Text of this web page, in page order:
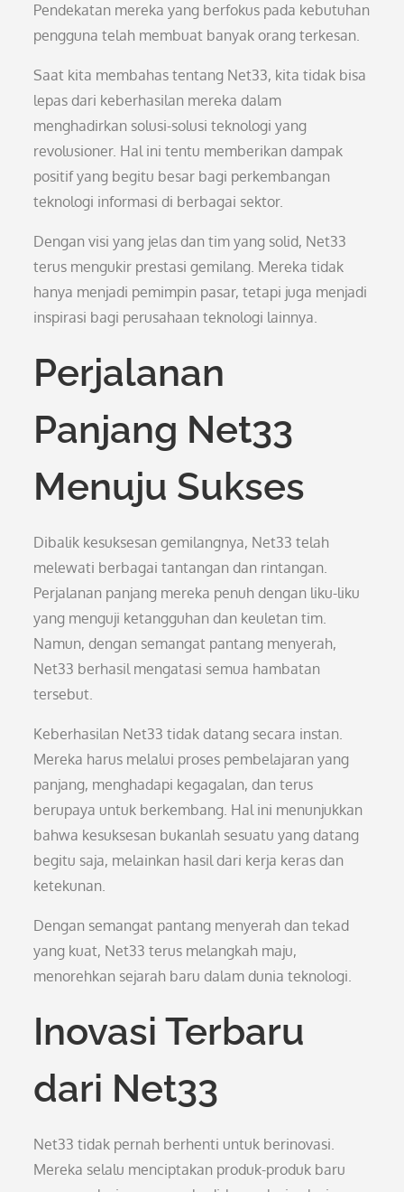
Pendekatan mereka yang berfokus pada kebutuhan
pengguna telah membuat banyak orang terkesan.
Saat kita membahas tentang Net33, kita tidak bisa
lepas dari keberhasilan mereka dalam
menghadirkan solusi-solusi teknologi yang
revolusioner. Hal ini tentu memberikan dampak
positif yang begitu besar bagi perkembangan
teknologi informasi di berbagai sektor.
Dengan visi yang jelas dan tim yang solid, Net33
terus mengukir prestasi gemilang. Mereka tidak
hanya menjadi pemimpin pasar, tetapi juga menjadi
inspirasi bagi perusahaan teknologi lainnya.
Perjalanan
Panjang Net33
Menuju Sukses
Dibalik kesuksesan gemilangnya, Net33 telah
melewati berbagai tantangan dan rintangan.
Perjalanan panjang mereka penuh dengan liku-liku
yang menguji ketangguhan dan keuletan tim.
Namun, dengan semangat pantang menyerah,
Net33 berhasil mengatasi semua hambatan
tersebut.
Keberhasilan Net33 tidak datang secara instan.
Mereka harus melalui proses pembelajaran yang
panjang, menghadapi kegagalan, dan terus
berupaya untuk berkembang. Hal ini menunjukkan
bahwa kesuksesan bukanlah sesuatu yang datang
begitu saja, melainkan hasil dari kerja keras dan
ketekunan.
Dengan semangat pantang menyerah dan tekad
yang kuat, Net33 terus melangkah maju,
menorehkan sejarah baru dalam dunia teknologi.
Inovasi Terbaru
dari Net33
Net33 tidak pernah berhenti untuk berinovasi.
Mereka selalu menciptakan produk-produk baru